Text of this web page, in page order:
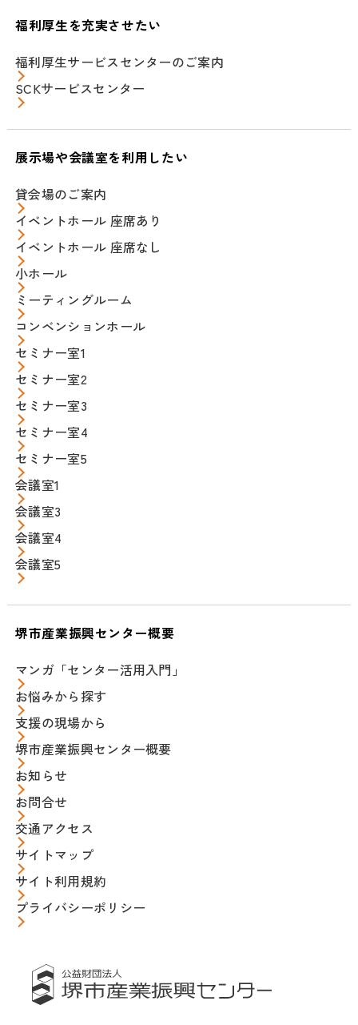
福利厚生を充実させたい
福利厚生サービスセンターのご案内
SCKサービスセンター
展示場や会議室を利用したい
貸会場のご案内
イベントホール 座席あり
イベントホール 座席なし
小ホール
ミーティングルーム
コンベンションホール
セミナー室1
セミナー室2
セミナー室3
セミナー室4
セミナー室5
会議室1
会議室3
会議室4
会議室5
堺市産業振興センター概要
マンガ「センター活用入門」
お悩みから探す
支援の現場から
堺市産業振興センター概要
お知らせ
お問合せ
交通アクセス
サイトマップ
サイト利用規約
プライバシーポリシー